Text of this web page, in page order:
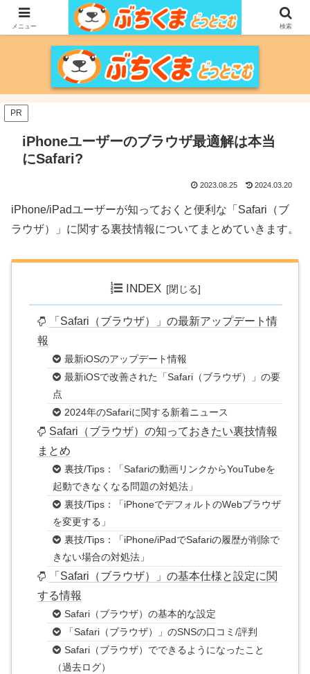
家づくりをメインに、家電、PC/MACなどのレビュー、育児、新潟の情報を気
の向くままに、気が済むまで調べ上げるブログです。
PR
iPhoneユーザーのブラウザ最適解は本当
にSafari?
2023.08.25 2024.03.20
iPhone/iPadユーザーが知っておくと便利な「Safari（ブ
ラウザ）」に関する裏技情報についてまとめていきます。
INDEX
「Safari（ブラウザ）」の最新アップデート情
報
最新iOSのアップデート情報
最新iOSで改善された「Safari（ブラウザ）」の要
点
2024年のSafariに関する新着ニュース
Safari（ブラウザ）の知っておきたい裏技情報
まとめ
裏技/Tips：「Safariの動画リンクからYouTubeを
起動できなくなる問題の対処法」
裏技/Tips：「iPhoneでデフォルトのWebブラウザ
を変更する」
裏技/Tips：「iPhone/iPadでSafariの履歴が削除で
きない場合の対処法」
「Safari（ブラウザ）」の基本仕様と設定に関
する情報
Safari（ブラウザ）の基本的な設定
「Safari（ブラウザ）」のSNSの口コミ/評判
Safari（ブラウザ）でできるようになったこと
（過去ログ）
メニュー 検索